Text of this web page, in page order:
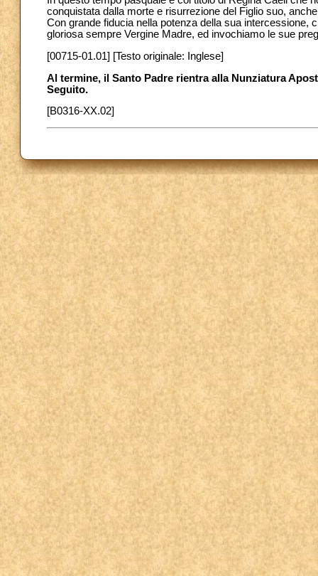
conquistata dalla morte e risurrezione del Figlio suo,
Con grande fiducia nella potenza della sua intercessione,
gloriosa sempre Vergine Madre, ed invochiamo le sue
[00715-01.01] [Testo originale: Inglese]
Al termine, il Santo Padre rientra alla Nunziatura
Seguito.
[B0316-XX.02]